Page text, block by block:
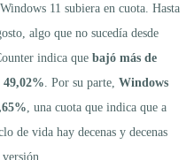
11 subiera en cuota. Hasta
algo que no sucedía desde
indica que bajó más de
49,02% . Por su parte, Windows
, una cuota que indica que a
de vida hay decenas y decenas